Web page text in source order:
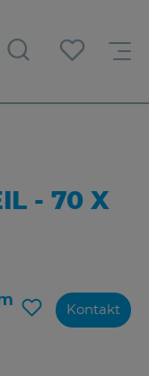
- 70 X 5
Kontakt